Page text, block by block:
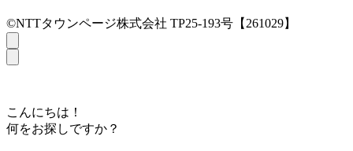
©NTTタウンページ株式会社 TP25-193号【261029】
こんにちは！
何をお探しですか？